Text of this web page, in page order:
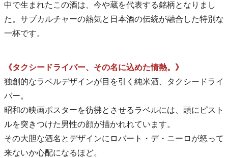
中で生まれたこの酒は、今や蔵を代表する銘柄となりまし
た。サブカルチャーの熱気と日本酒の伝統が融合した特別な
一杯です。
《タクシードライバー、その名に込めた情熱。》
独創的なラベルデザインが目を引く純米酒、タクシードライ
バー。
昭和の映画ポスターを彷彿とさせるラベルには、頭にピスト
ルを突きつけた男性の顔が描かれれています。
その大胆な酒名とデザインにロバート・デ・ニーロが怒って
来ないか心配になるほど。